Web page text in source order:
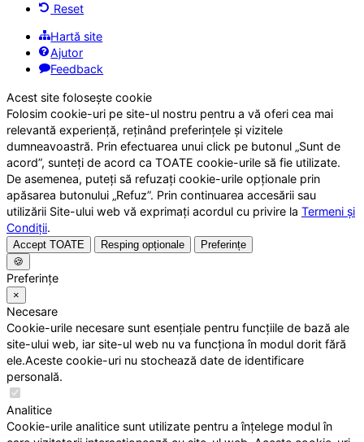
Reset
Hartă site
Ajutor
Feedback
Acest site folosește cookie
Folosim cookie-uri pe site-ul nostru pentru a vă oferi cea mai
relevantă experiență, reținând preferințele și vizitele
dumneavoastră. Prin efectuarea unui click pe butonul „Sunt de
acord”, sunteți de acord ca TOATE cookie-urile să fie utilizate.
De asemenea, puteți să refuzați cookie-urile opționale prin
apăsarea butonului „Refuz”. Prin continuarea accesării sau
utilizării Site-ului web vă exprimați acordul cu privire la Termeni și
Condiții.
Accept TOATE Resping opționale
Preferințe
🍪
Preferințe
×
Necesare
Cookie-urile necesare sunt esențiale pentru funcțiile de bază ale
site-ului web, iar site-ul web nu va funcționa în modul dorit fără
ele.Aceste cookie-uri nu stochează date de identificare
personală.
Analitice
Cookie-urile analitice sunt utilizate pentru a înțelege modul în